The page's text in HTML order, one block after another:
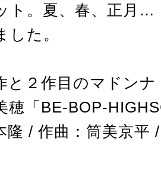
ト。夏、春、正月…
した。
と２作目のマドン
穂「BE-BOP-
隆 / 作曲：筒美京平